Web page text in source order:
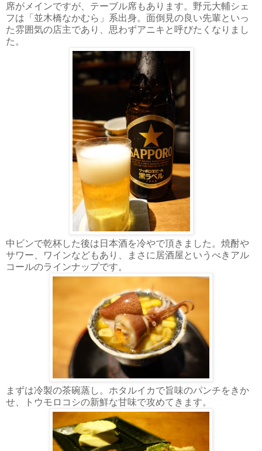
席がメインですが、テーブル席もあります。野元大輔シェ
フは「並木橋なかむら」系出身。面倒見の良い先輩といっ
た雰囲気の店主であり、思わずアニキと呼びたくなりまし
た。
中ビンで乾杯した後は日本酒を冷やで頂きました。焼酎や
サワー、ワインなどもあり、まさに居酒屋というべきアル
コールのラインナップです。
まずは冷製の茶碗蒸し。ホタルイカで旨味のパンチをきか
せ、トウモロコシの新鮮な甘味で攻めてきます。